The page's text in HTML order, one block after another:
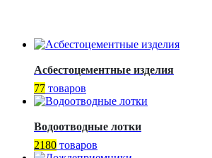
Асбестоцементные изделия
77 товаров
Водоотводные лотки
2180 товаров